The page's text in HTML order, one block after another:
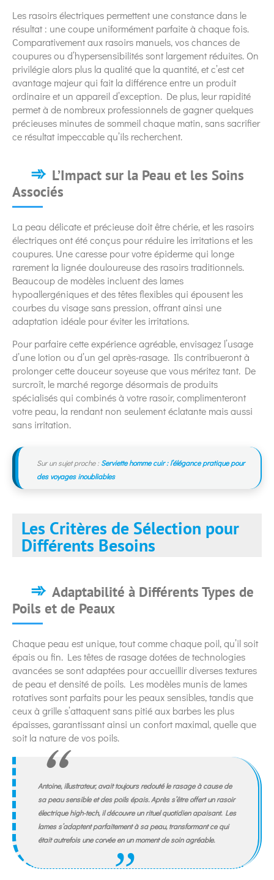
Les rasoirs électriques permettent une constance dans le
résultat : une coupe uniformément parfaite à chaque fois.
Comparativement aux rasoirs manuels, vos chances de
coupures ou d’hypersensibilités sont largement réduites. On
privilégie alors plus la qualité que la quantité, et c’est cet
avantage majeur qui fait la différence entre un produit
ordinaire et un appareil d’exception. De plus, leur rapidité
permet à de nombreux professionnels de gagner quelques
précieuses minutes de sommeil chaque matin, sans sacrifier
ce résultat impeccable qu’ils recherchent.
L’Impact sur la Peau et les Soins
Associés
La peau délicate et précieuse doit être chérie, et les rasoirs
électriques ont été conçus pour réduire les irritations et les
coupures. Une caresse pour votre épiderme qui longe
rarement la lignée douloureuse des rasoirs traditionnels.
Beaucoup de modèles incluent des lames
hypoallergéniques et des têtes flexibles qui épousent les
courbes du visage sans pression, offrant ainsi une
adaptation idéale pour éviter les irritations.
Pour parfaire cette expérience agréable, envisagez l’usage
d’une lotion ou d’un gel après-rasage. Ils contribueront à
prolonger cette douceur soyeuse que vous méritez tant. De
surcroît, le marché regorge désormais de produits
spécialisés qui combinés à votre rasoir, complimenteront
votre peau, la rendant non seulement éclatante mais aussi
sans irritation.
Sur un sujet proche : Serviette homme cuir : l’élégance pratique pour
des voyages inoubliables
Les Critères de Sélection pour
Différents Besoins
Adaptabilité à Différents Types de
Poils et de Peaux
Chaque peau est unique, tout comme chaque poil, qu’il soit
épais ou fin. Les têtes de rasage dotées de technologies
avancées se sont adaptées pour accueillir diverses textures
de peau et densité de poils. Les modèles munis de lames
rotatives sont parfaits pour les peaux sensibles, tandis que
ceux à grille s’attaquent sans pitié aux barbes les plus
épaisses, garantissant ainsi un confort maximal, quelle que
soit la nature de vos poils.
Antoine, illustrateur, avait toujours redouté le rasage à cause de
sa peau sensible et des poils épais. Après s’être offert un rasoir
électrique high-tech, il découvre un rituel quotidien apaisant. Les
lames s’adaptent parfaitement à sa peau, transformant ce qui
était autrefois une corvée en un moment de soin agréable.